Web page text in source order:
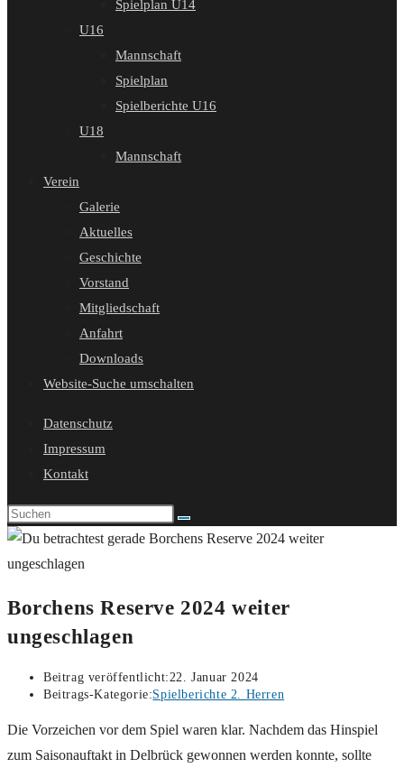
Spielplan U14
U16
Mannschaft
Spielplan
Spielberichte U16
U18
Mannschaft
Verein
Galerie
Aktuelles
Geschichte
Vorstand
Mitgliedschaft
Anfahrt
Downloads
Website-Suche umschalten
Datenschutz
Impressum
Kontakt
Borchens Reserve 2024 weiter
ungeschlagen
Beitrag veröffentlicht:22. Januar 2024
Beitrags-Kategorie:Spielberichte 2. Herren
Die Vorzeichen vor dem Spiel waren klar. Nachdem das Hinspiel
zum Saisonauftakt in Delbrück gewonnen werden konnte, sollte